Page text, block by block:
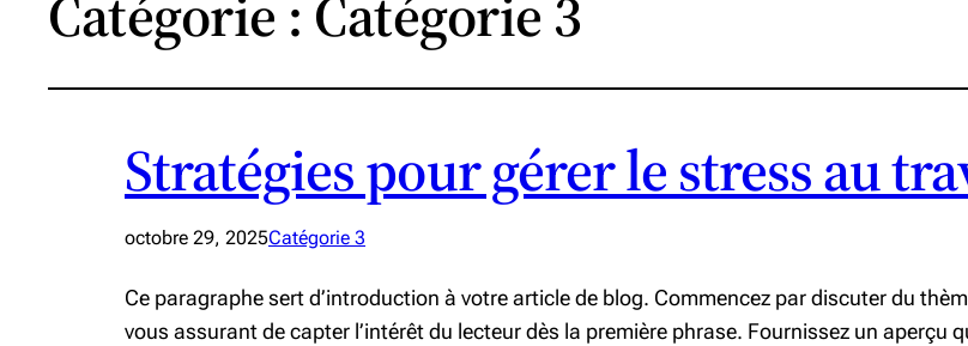
Stratégies pour gérer le stress au
octobre 29, 2025Catégorie 3
Ce paragraphe sert d’introduction à votre article de blog. Commencez par discuter du
vous assurant de capter l’intérêt du lecteur dès la première phrase. Fournissez un